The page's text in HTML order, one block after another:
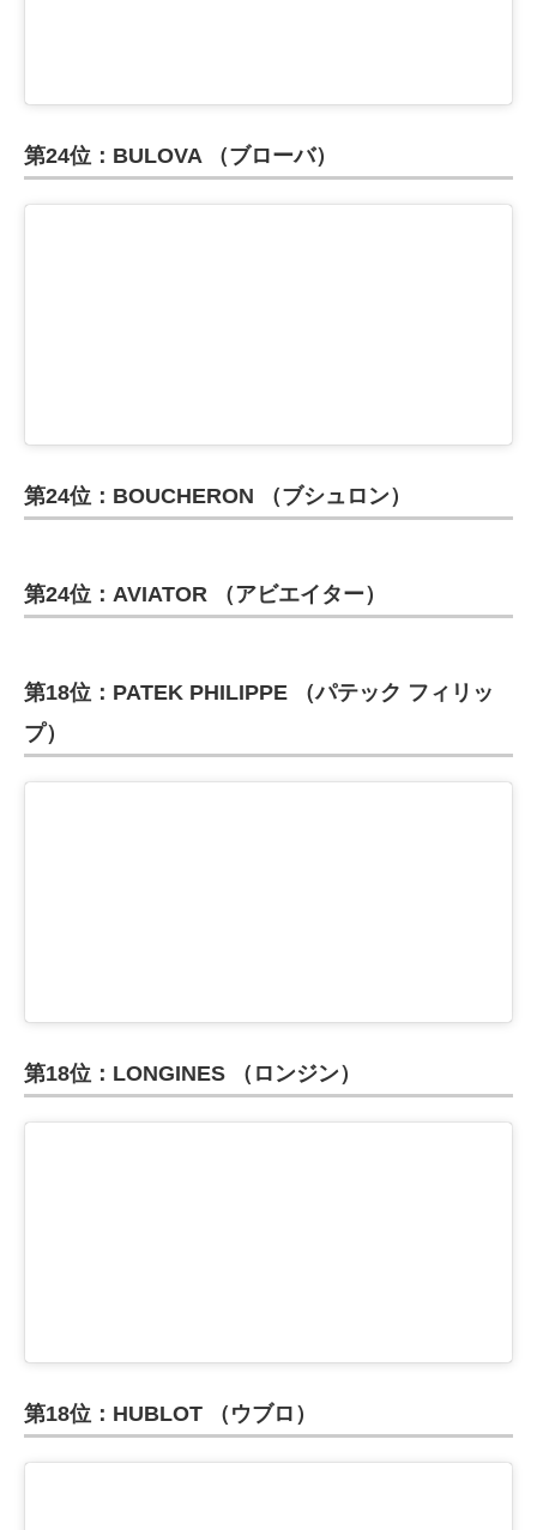
第24位：BULOVA （ブローバ）
第24位：BOUCHERON （ブシュロン）
第24位：AVIATOR （アビエイター）
第18位：PATEK PHILIPPE （パテック フィリッ
プ）
第18位：LONGINES （ロンジン）
第18位：HUBLOT （ウブロ）